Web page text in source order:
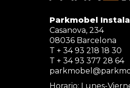
Parkmobel
Casanova, 234
08036 Barcelona
T + 34 93 218 18 30
T + 34 93 377 28 64
Horario: Lunes-